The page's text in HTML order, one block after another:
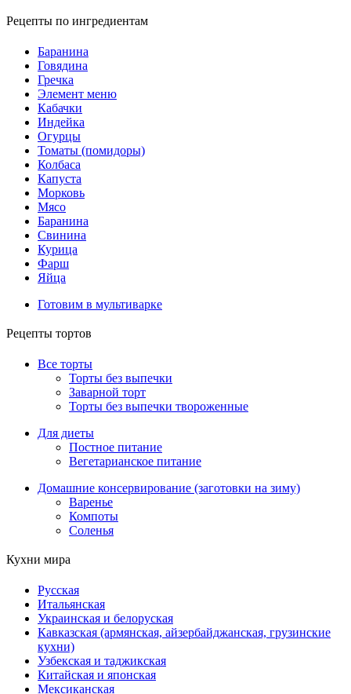
Рецепты по ингредиентам
Баранина
Говядина
Гречка
Элемент меню
Кабачки
Индейка
Огурцы
Томаты (помидоры)
Колбаса
Капуста
Морковь
Мясо
Баранина
Свинина
Курица
Фарш
Яйца
Готовим в мультиварке
Рецепты тортов
Все торты
Торты без выпечки
Заварной торт
Торты без выпечки твороженные
Для диеты
Постное питание
Вегетарианское питание
Домашние консервирование (заготовки на зиму)
Варенье
Компоты
Соленья
Кухни мира
Русская
Итальянская
Украинская и белоруская
Кавказская (армянская, айзербайджанская, грузинские
кухни)
Узбекская и таджикская
Китайская и японская
Мексиканская